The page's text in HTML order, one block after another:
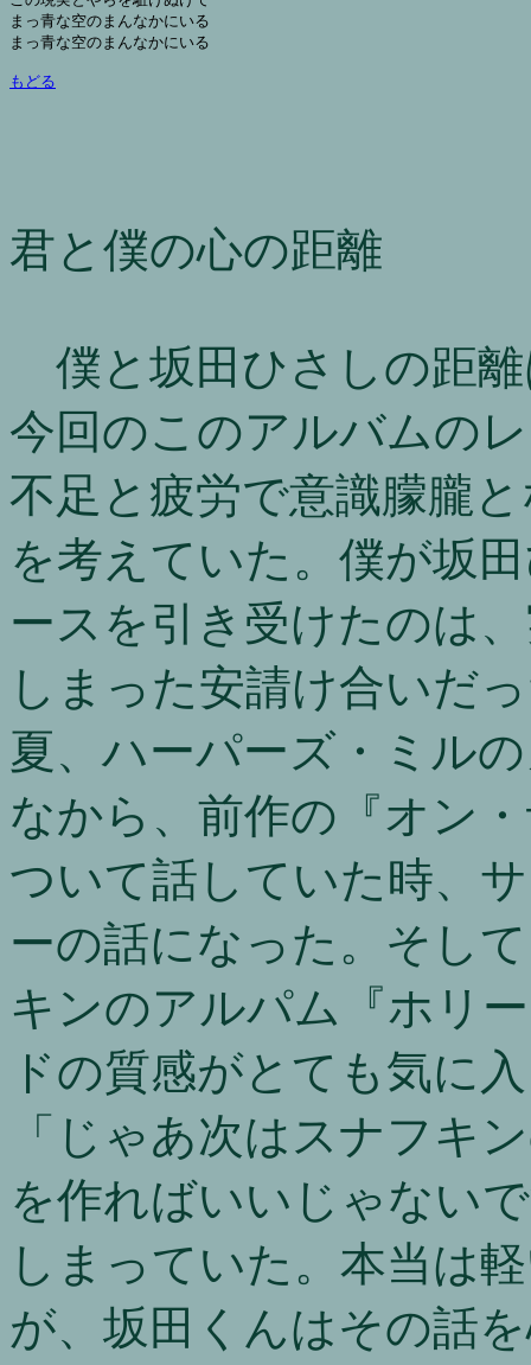
まっ青な空のまんなかにいる
まっ青な空のまんなかにいる
もどる
君と僕の心の距離
僕と坂田ひさしの距
今回のこのアルバムの
不足と疲労で意識朦朧
を考えていた。僕が坂
ースを引き受けたのは
しまった安請け合いだ
夏、ハーパーズ・ミル
なから、前作の『オン
ついて話していた時、
ーの話になった。そし
キンのアルパム『ホリ
ドの質感がとても気に
「じゃあ次はスナフキ
を作ればいいじゃない
しまっていた。本当は
が、坂田くんはその話